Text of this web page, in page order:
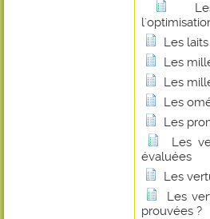
Les
Les
Les
Les
Les
Les
évaluées
Les
Les
prouvées ?